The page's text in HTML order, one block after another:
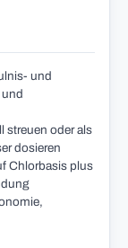
und
streuen oder als
dosieren
Chlorbasis plus